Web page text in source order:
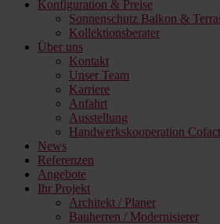
Konfiguration & Preise
Sonnenschutz Balkon &
Kollektionsberater
Über uns
Kontakt
Unser Team
Karriere
Anfahrt
Ausstellung
Handwerkskooperation
News
Referenzen
Angebote
Ihr Projekt
Architekt / Planer
Bauherren / Modernisierer